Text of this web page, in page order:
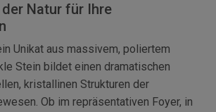
Natur für Ihre
Unikat aus massivem, poliertem
Stein bildet einen dramatischen
kristallinen Strukturen der
Ob im repräsentativen Foyer, in